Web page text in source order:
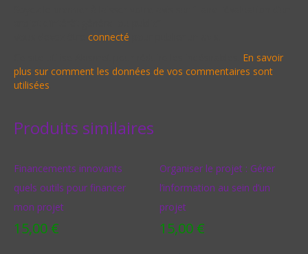
connecté
En savoir
plus sur comment les données de vos commentaires sont
utilisées
Produits similaires
Financements innovants
quels outils pour financer
mon projet
15,00 €
Organiser le projet : Gérer
l’information au sein d’un
projet
15,00 €